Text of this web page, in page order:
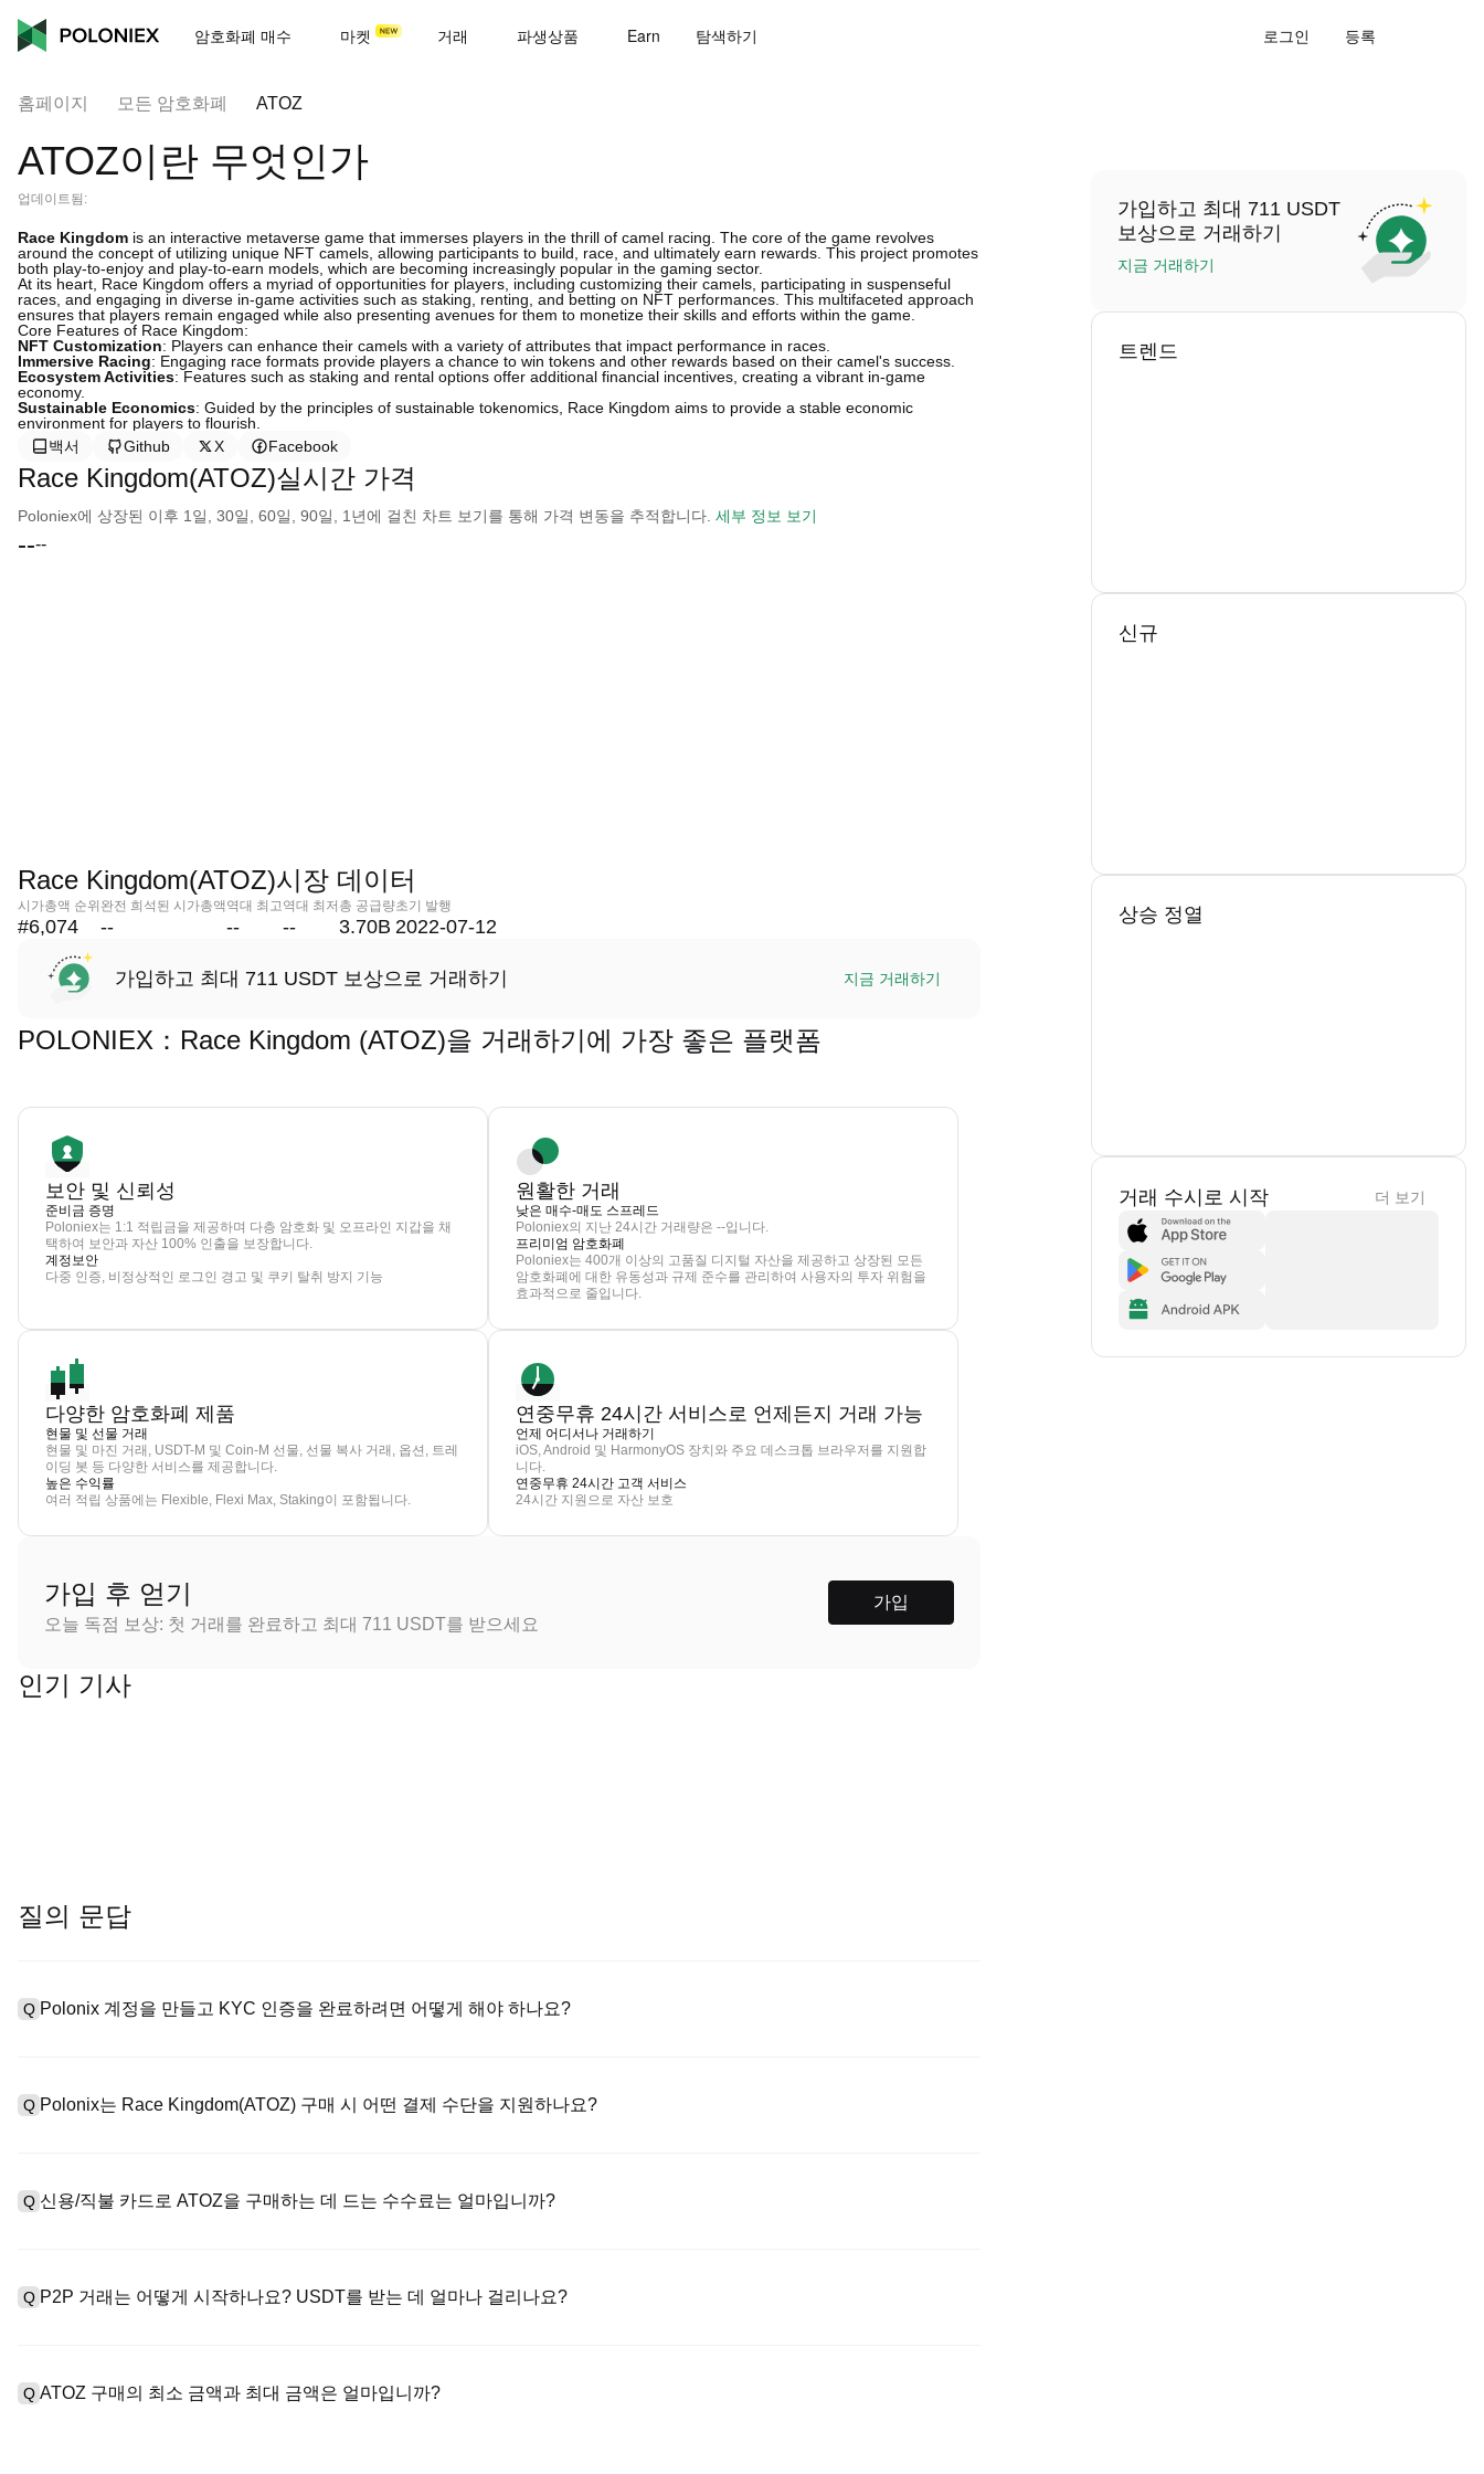
암호화폐 매수 마켓 거래 파생상품 Earn 탐색하기 로그인 등록
홈페이지 모든 암호화폐 ATOZ
ATOZ이란 무엇인가
업데이트됨:
Race Kingdom is an interactive metaverse game that immerses players in the thrill of camel racing. The core of the game revolves
around the concept of utilizing unique NFT camels, allowing participants to build, race, and ultimately earn rewards. This project promotes
both play-to-enjoy and play-to-earn models, which are becoming increasingly popular in the gaming sector.
At its heart, Race Kingdom offers a myriad of opportunities for players, including customizing their camels, participating in suspenseful
races, and engaging in diverse in-game activities such as staking, renting, and betting on NFT performances. This multifaceted approach
ensures that players remain engaged while also presenting avenues for them to monetize their skills and efforts within the game.
Core Features of Race Kingdom:
NFT Customization: Players can enhance their camels with a variety of attributes that impact performance in races.
Immersive Racing: Engaging race formats provide players a chance to win tokens and other rewards based on their camel's success.
Ecosystem Activities: Features such as staking and rental options offer additional financial incentives, creating a vibrant in-game
economy.
Sustainable Economics: Guided by the principles of sustainable tokenomics, Race Kingdom aims to provide a stable economic
environment for players to flourish.
백서
Github X Facebook
Race Kingdom(ATOZ)실시간 가격
Poloniex에 상장된 이후 1일, 30일, 60일, 90일, 1년에 걸친 차트 보기를 통해 가격 변동을 추적합니다. 세부 정보 보기
----
Race Kingdom(ATOZ)시장 데이터
시가총액 순위
#6,074
완전 희석된 시가총액
--
역대 최고
--
역대 최저
--
총 공급량
3.70B
초기 발행
2022-07-12
가입하고 최대 711 USDT 보상으로 거래하기 지금 거래하기
POLONIEX：Race Kingdom (ATOZ)을 거래하기에 가장 좋은 플랫폼
보안 및 신뢰성
준비금 증명
Poloniex는 1:1 적립금을 제공하며 다층 암호화 및 오프라인 지갑을 채
택하여 보안과 자산 100% 인출을 보장합니다.
계정보안
다중 인증, 비정상적인 로그인 경고 및 쿠키 탈취 방지 기능
원활한 거래
낮은 매수-매도 스프레드
Poloniex의 지난 24시간 거래량은 --입니다.
프리미엄 암호화폐
Poloniex는 400개 이상의 고품질 디지털 자산을 제공하고 상장된 모든
암호화폐에 대한 유동성과 규제 준수를 관리하여 사용자의 투자 위험을
효과적으로 줄입니다.
다양한 암호화폐 제품
현물 및 선물 거래
현물 및 마진 거래, USDT-M 및 Coin-M 선물, 선물 복사 거래, 옵션, 트레
이딩 봇 등 다양한 서비스를 제공합니다.
높은 수익률
여러 적립 상품에는 Flexible, Flexi Max, Staking이 포함됩니다.
연중무휴 24시간 서비스로 언제든지 거래 가능
언제 어디서나 거래하기
iOS, Android 및 HarmonyOS 장치와 주요 데스크톱 브라우저를 지원합
니다.
연중무휴 24시간 고객 서비스
24시간 지원으로 자산 보호
가입 후 얻기
오늘 독점 보상: 첫 거래를 완료하고 최대 711 USDT를 받으세요
가입
인기 기사
질의 문답
Q Polonix 계정을 만들고 KYC 인증을 완료하려면 어떻게 해야 하나요?
하여 유효한 신분증 문서를 업로드하고 셀카를 찍어 KYC 인증을 완료하세요. 이 과정은 보통 24~48시간 소요됩니다.
Q Polonix는 Race Kingdom(ATOZ) 구매 시 어떤 결제 수단을 지원하나요?
를 초과하는 대규모 거래에 대한 장외 거래(OTC 거래, 맞춤형 견적 포함).
Q 신용/직불 카드로 ATOZ을 구매하는 데 드는 수수료는 얼마입니까?
현물 거래 수수료(최대 0.05%)가 적용됩니다.
Q P2P 거래는 어떻게 시작하나요? USDT를 받는 데 얼마나 걸리나요?
반적으로 15분에서 2시간 정도 소요됩니다.
Q ATOZ 구매의 최소 금액과 최대 금액은 얼마입니까?
가입하고 최대 711 USDT
보상으로 거래하기
지금 거래하기
트렌드
신규
상승 정열
거래 수시로 시작 더 보기